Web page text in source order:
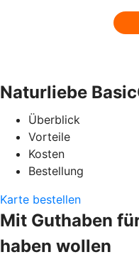
Naturliebe
Überblick
Vorteile
Kosten
Bestellung
Karte bestellen
Mit Guthaben
haben wollen